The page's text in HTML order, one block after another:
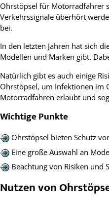
Ohrstöpsel für Motorradfahrer
Verkehrssignale überhört
bei.
In den letzten Jahren hat sich
Modellen und Marken gibt.
Natürlich gibt es auch einige
Ohrstöpsel, um Infektionen im
Motorradfahren erlaubt und
Wichtige Punkte
Ohrstöpsel bieten Schutz
Eine große Auswahl an
Beachtung von Risiken und
Nutzen von